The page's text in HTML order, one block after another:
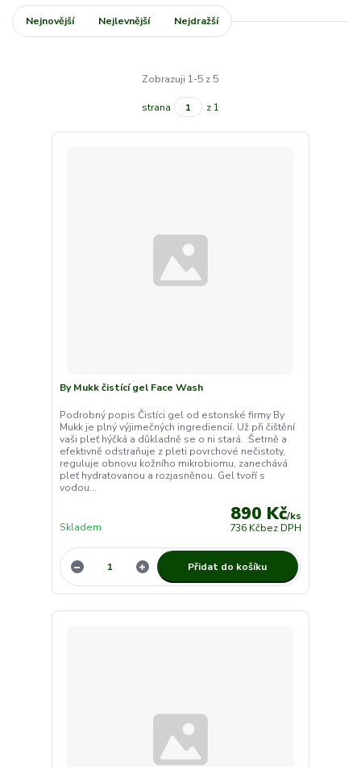
Nejnovější Nejlevnější Nejdražší
Zobrazuji 1-5 z 5
strana z 1
By Mukk čistící gel Face Wash
Podrobný popis Čistíci gel od estonské firmy By
Mukk je plný výjimečných ingrediencií. Už při čištění
vaši pleť hýčká a důkladně se o ni stará. Šetrně a
efektivně odstraňuje z pleti povrchové nečistoty,
reguluje obnovu kožního mikrobiomu, zanechává
pleť hydratovanou a rozjasněnou. Gel tvoří s
vodou...
890 Kč/ks
736 Kčbez DPH
Skladem
Přidat do košíku